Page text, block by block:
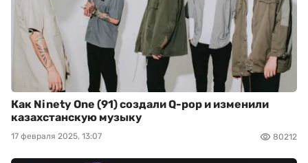
Как Ninety One (91) создали Q-pop и изменили
казахстанскую музыку
17 февраля 2025, 13:07 80212